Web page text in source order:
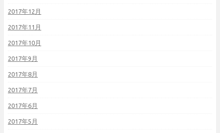
2017年12月
2017年11月
2017年10月
2017年9月
2017年8月
2017年7月
2017年6月
2017年5月